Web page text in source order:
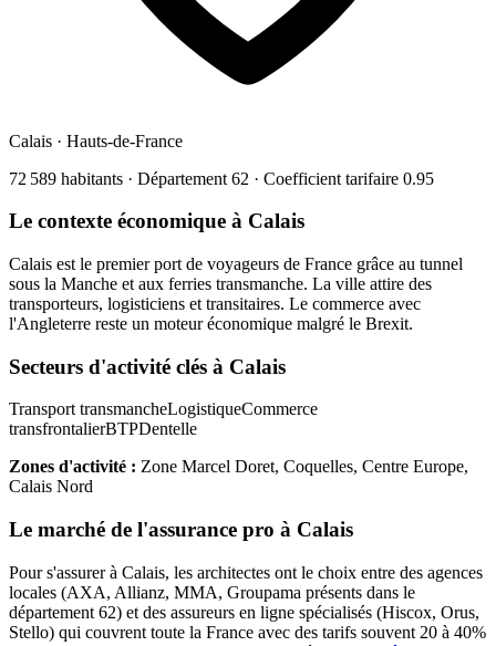
Calais · Hauts-de-France
72 589 habitants · Département 62 · Coefficient tarifaire 0.95
Le contexte économique à Calais
Calais est le premier port de voyageurs de France grâce au tunnel
sous la Manche et aux ferries transmanche. La ville attire des
transporteurs, logisticiens et transitaires. Le commerce avec
l'Angleterre reste un moteur économique malgré le Brexit.
Secteurs d'activité clés à Calais
Transport transmancheLogistiqueCommerce
transfrontalierBTPDentelle
Zones d'activité : Zone Marcel Doret, Coquelles, Centre Europe,
Calais Nord
Le marché de l'assurance pro à Calais
Pour s'assurer à Calais, les architectes ont le choix entre des agences
locales (AXA, Allianz, MMA, Groupama présents dans le
département 62) et des assureurs en ligne spécialisés (Hiscox, Orus,
Stello) qui couvrent toute la France avec des tarifs souvent 20 à 40%